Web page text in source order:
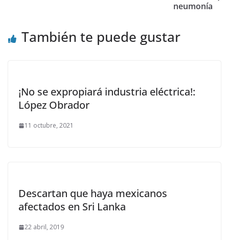
neumonía
También te puede gustar
¡No se expropiará industria eléctrica!:
López Obrador
11 octubre, 2021
Descartan que haya mexicanos
afectados en Sri Lanka
22 abril, 2019